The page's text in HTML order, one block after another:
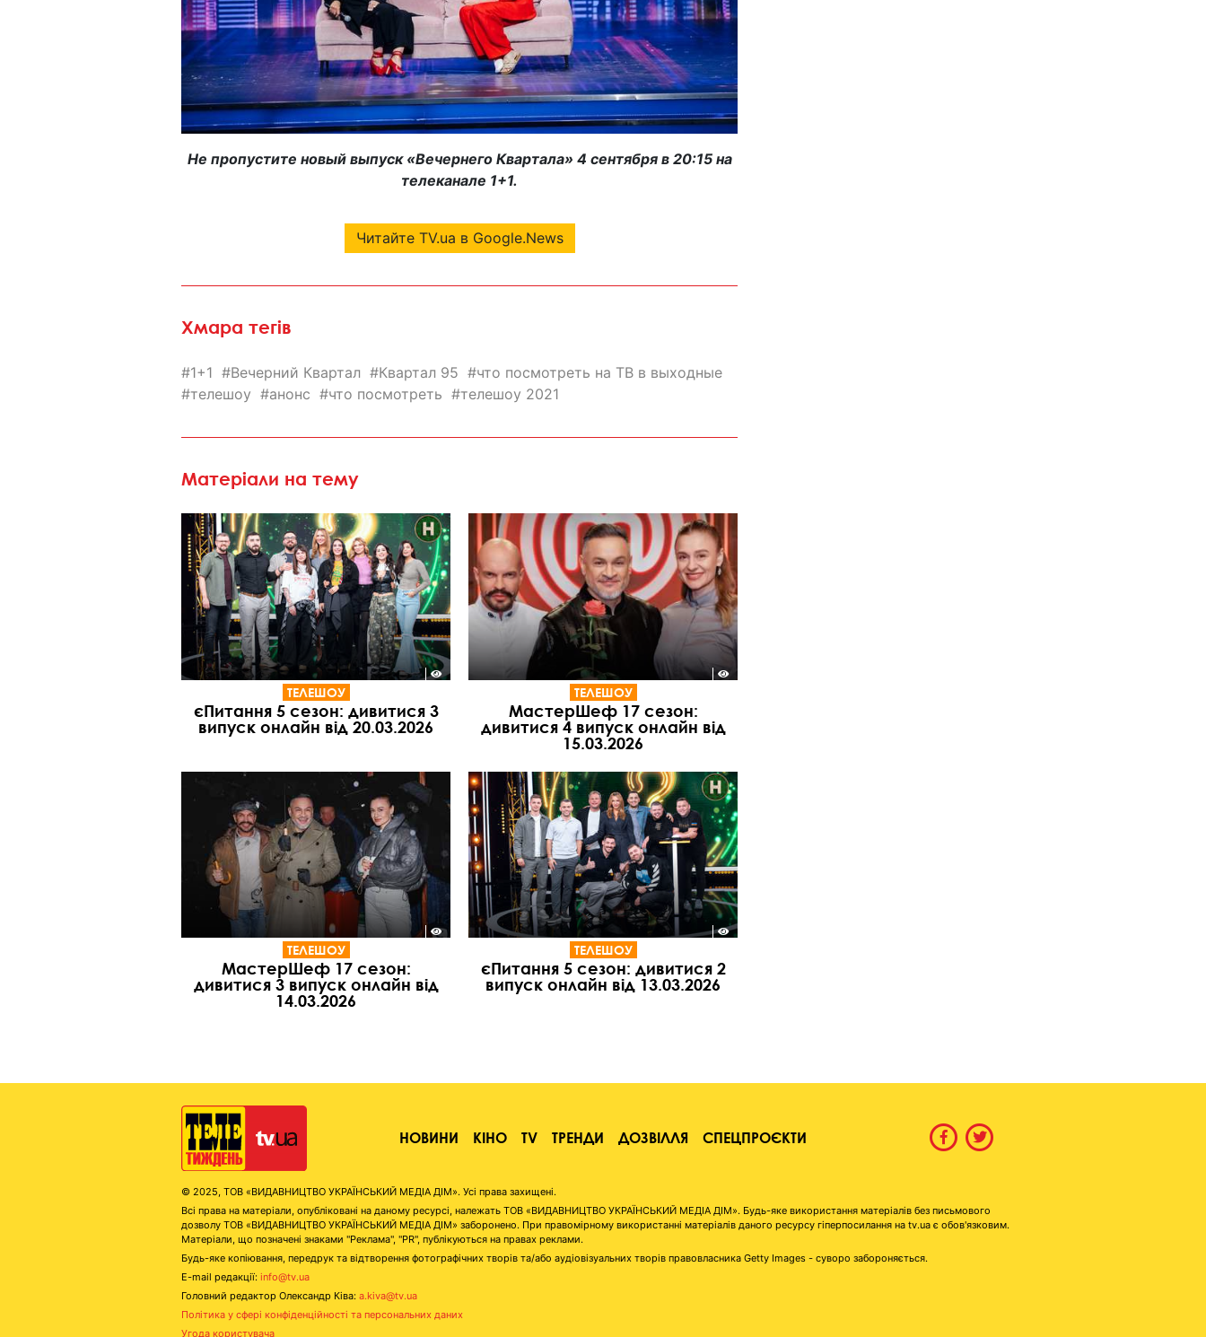
Не пропустите новый выпуск «Вечернего Квартала» 4 сентября в 20:15 на
телеканале 1+1.
Читайте TV.ua в Google.News
Хмара тегів
1+1 Вечерний Квартал Квартал 95
что посмотреть на ТВ в выходные
телешоу
анонс что посмотреть телешоу 2021
Матеріали на тему
ТЕЛЕШОУ
єПитання 5 сезон: дивитися 3
випуск онлайн від 20.03.2026
ТЕЛЕШОУ
МастерШеф 17 сезон:
дивитися 4 випуск онлайн від
15.03.2026
ТЕЛЕШОУ
МастерШеф 17 сезон:
дивитися 3 випуск онлайн від
14.03.2026
ТЕЛЕШОУ
єПитання 5 сезон: дивитися 2
випуск онлайн від 13.03.2026
НОВИНИ КІНО TV ТРЕНДИ ДОЗВІЛЛЯ СПЕЦПРОЄКТИ
© 2025, ТОВ «ВИДАВНИЦТВО УКРАЇНСЬКИЙ МЕДІА ДІМ». Усі права захищені.
Всі права на матеріали, опубліковані на даному ресурсі, належать ТОВ «ВИДАВНИЦТВО УКРАЇНСЬКИЙ МЕДІА ДІМ». Будь-яке використання матеріалів без письмового
дозволу ТОВ «ВИДАВНИЦТВО УКРАЇНСЬКИЙ МЕДІА ДІМ» заборонено. При правомірному використанні матеріалів даного ресурсу гіперпосилання на tv.ua є обов'язковим.
Матеріали, що позначені знаками "Реклама", "PR", публікуються на правах реклами.
Будь-яке копіювання, передрук та відтворення фотографічних творів та/або аудіовізуальних творів правовласника Getty Images - суворо забороняється.
E-mail редакції: info@tv.ua
Головний редактор Олександр Ківа: a.kiva@tv.ua
Політика у сфері конфіденційності та персональних даних
Угода користувача